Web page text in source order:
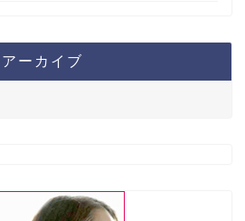
アーカイブ